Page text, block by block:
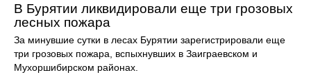
В Бурятии ликвидировали еще три грозовых
лесных пожара
За минувшие сутки в лесах Бурятии зарегистрировали еще
три грозовых пожара, вспыхнувших в Заиграевском и
Мухоршибирском районах.